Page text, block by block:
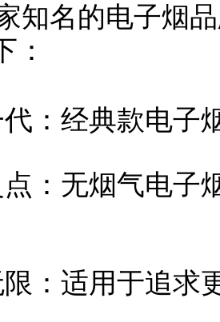
知名的电子烟
：
：经典款电子
：无烟气电子
：适用于追求